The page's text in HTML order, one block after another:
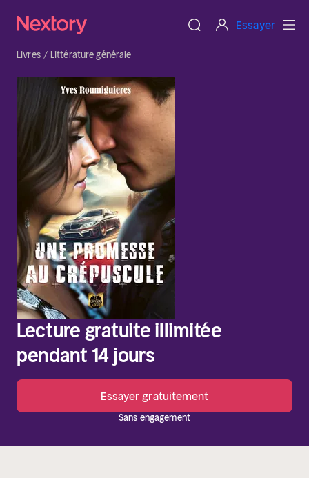
Essayer
Livres Littérature générale
Lecture gratuite illimitée
pendant 14 jours
Essayer gratuitement
Sans engagement